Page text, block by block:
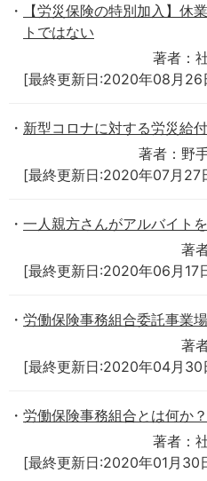
【労災保険の特別加入】休
トではない
著者：
[最終更新日:2020年08月
新型コロナに対する労災給付
著者：野
[最終更新日:2020年07月27
一人親方さんがアルバイト
著
[最終更新日:2020年06月17
労働保険事務組合委託事業
著
[最終更新日:2020年04月30
労働保険事務組合とは何
著者：
[最終更新日:2020年01月30